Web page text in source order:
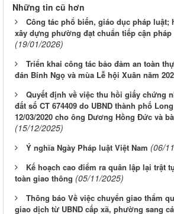
Những tin cũ hơn
Công tác phổ biến, giáo dục pháp
xây dựng phường đạt chuẩn tiếp cận pháp
(19/01/2026)
Triển khai công tác bảo đảm an toàn
đán Bính Ngọ và mùa Lễ hội Xuân năm
Quyết định về việc thu hồi giấy chứng
đất số CT 674409 do UBND thành phố
12/03/2020 cho ông Dương Hồng Đức và
(15/12/2025)
Ý nghĩa Ngày Pháp luật Việt Nam (06/
Kế hoạch cao điểm ra quân lập lại trật
toàn giao thông (05/11/2025)
Thông báo Về việc chuyển giao thẩm
giao dịch từ UBND cấp xã, phường sang